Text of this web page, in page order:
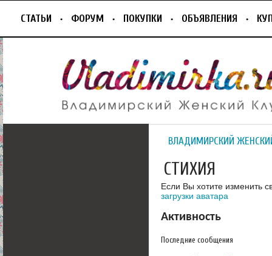
СТАТЬИ ФОРУМ ПОКУПКИ ОБЪЯВЛЕНИЯ
ВЛАДИМИРСКИЙ
СТИХИЯ
Если Вы хотите изменить
загрузки аватара
Активность
Последние сообщения